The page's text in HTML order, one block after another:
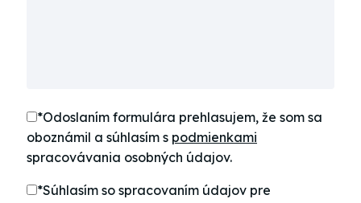
*Odoslaním formulára prehlasujem, že som sa
oboznámil a súhlasím s podmienkami
spracovávania osobných údajov.
*Súhlasím so spracovaním údajov pre